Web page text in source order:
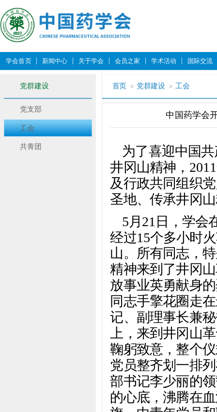
学会首页 新闻中心 关于学会 会员之家 学术活动 国际交流
党群建设
党支部
工会
共青团
首页 党群建设 工会
中国药学会
为了喜迎中国
井冈山精神，
及行政共同组织
圣地、传承井冈
5月21日，学会
经过15个多小时
山。所有同志，
精神来到了井冈
放事业英勇献身
同志手擎花圈走
记、副理事长兼
上，来到井冈山
鞠躬致意，整个
党员整齐划一排
部书记李少丽的
的心底，沸腾在